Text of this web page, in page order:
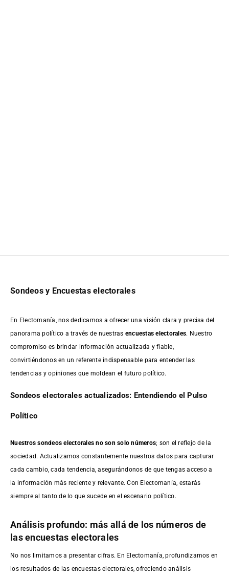
Sondeos y Encuestas electorales
En Electomanía, nos dedicamos a ofrecer una visión clara y precisa del
panorama político a través de nuestras encuestas electorales. Nuestro
compromiso es brindar información actualizada y fiable,
convirtiéndonos en un referente indispensable para entender las
tendencias y opiniones que moldean el futuro político.
Sondeos electorales actualizados: Entendiendo el Pulso
Político
Nuestros sondeos electorales no son solo números; son el reflejo de la
sociedad. Actualizamos constantemente nuestros datos para capturar
cada cambio, cada tendencia, asegurándonos de que tengas acceso a
la información más reciente y relevante. Con Electomanía, estarás
siempre al tanto de lo que sucede en el escenario político.
Análisis profundo: más allá de los números de
las encuestas electorales
No nos limitamos a presentar cifras. En Electomanía, profundizamos en
los resultados de las encuestas electorales, ofreciendo análisis